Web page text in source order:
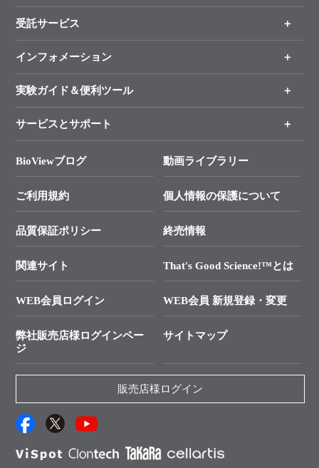
製品一覧
手法から製品を探す
新製品情報
受託サービス
オンライン注文
インフォメーション
キャンペーン
タカラバイオ各種会員募集のお知らせ
終売製品のお知らせ
価格改定のご案内
技術セミナーのご案内
タカラバイオ発表文献
実験ガイド＆便利ツール
リアルタイムPCR実験のススメ
幹細胞・再生医療研究ガイド
クローニング実験ガイド
SMARTer NGSポータルサイト
プライマー設計
制限酵素切断サイトの検索
ユーザーズボイス集
抗体検索サイト
サービスとサポート
総合お問い合わせ
├ 実験コンシェルジュ
├ 受託サービスお問い合わせ
資料請求 機器関連
資料請求 受託関連
資料請求 核酸抽出・精製カタログ
サンプル請求一覧
BioViewブログ 動画ライブラリー
ご利用規約 個人情報の保護について
品質保証ポリシー 終売情報
関連サイト That's Good Science!™とは
WEB会員ログイン WEB会員 新規登録・変更
弊社販売店様ログインペー
ジ
サイトマップ
販売店様ログイン